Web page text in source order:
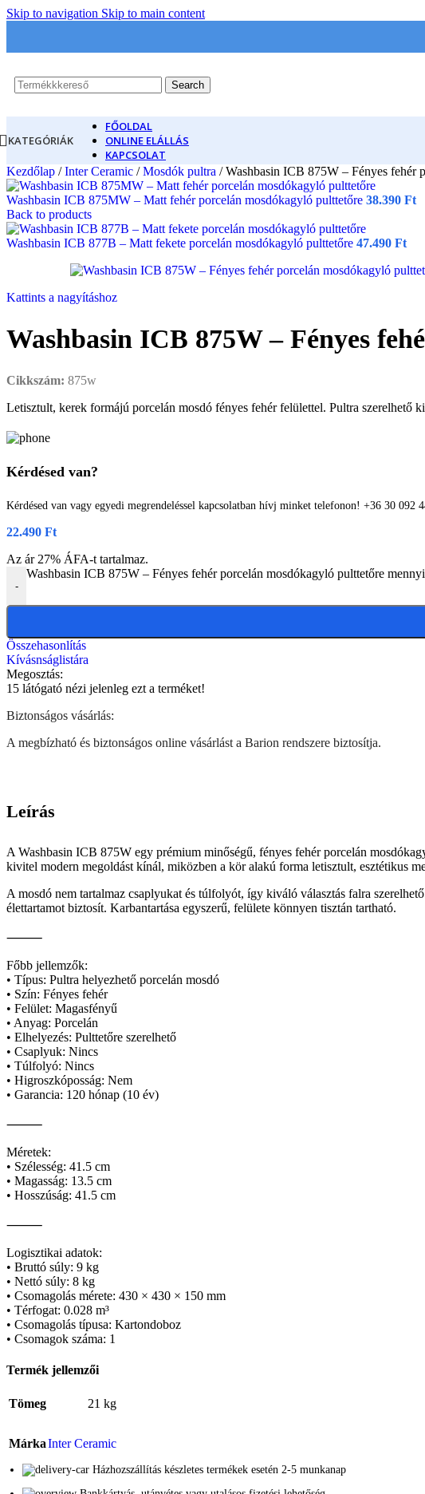
Skip to navigation Skip to main content
Search
KATEGÓRIÁK
FŐOLDAL
ONLINE ELÁLLÁS
KAPCSOLAT
Kezdőlap / Inter Ceramic / Mosdók pultra / Washbasin ICB 875W – Fényes fehér
Washbasin ICB 875MW – Matt fehér porcelán mosdókagyló pulttetőre 38.390 Ft
Back to products
Washbasin ICB 877B – Matt fekete porcelán mosdókagyló pulttetőre 47.490 Ft
Kattints a nagyításhoz
Washbasin ICB 875W – Fényes
Cikkszám: 875w
Letisztult, kerek formájú porcelán mosdó fényes fehér felülettel. Pultra szerelhető
Kérdésed van?
Kérdésed van vagy egyedi megrendeléssel kapcsolatban hívj minket telefonon! +36 30 092
22.490 Ft
Az ár 27% ÁFA-t tartalmaz.
-
Washbasin ICB 875W – Fényes fehér porcelán mosdókagyló pulttetőre
Összehasonlítás
Kívásnságlistára
Megosztás:
15 látógató nézi jelenleg ezt a terméket!
Biztonságos vásárlás:
A megbízható és biztonságos online vásárlást a Barion rendszere biztosítja.
Leírás
A Washbasin ICB 875W egy prémium minőségű, fényes fehér porcelán
kivitel modern megoldást kínál, miközben a kör alakú forma letisztult, esztétikus
A mosdó nem tartalmaz csaplyukat és túlfolyót, így kiváló választás falra
élettartamot biztosít. Karbantartása egyszerű, felülete könnyen tisztán tartható.
⸻
Főbb jellemzők:
• Típus: Pultra helyezhető porcelán mosdó
• Szín: Fényes fehér
• Felület: Magasfényű
• Anyag: Porcelán
• Elhelyezés: Pulttetőre szerelhető
• Csaplyuk: Nincs
• Túlfolyó: Nincs
• Higroszkóposság: Nem
• Garancia: 120 hónap (10 év)
⸻
Méretek:
• Szélesség: 41.5 cm
• Magasság: 13.5 cm
• Hosszúság: 41.5 cm
⸻
Logisztikai adatok:
• Bruttó súly: 9 kg
• Nettó súly: 8 kg
• Csomagolás mérete: 430 × 430 × 150 mm
• Térfogat: 0.028 m³
• Csomagolás típusa: Kartondoboz
• Csomagok száma: 1
Termék jellemzői
Tömeg 21 kg
MárkaInter Ceramic
Házhozszállítás készletes termékek esetén 2-5 munkanap